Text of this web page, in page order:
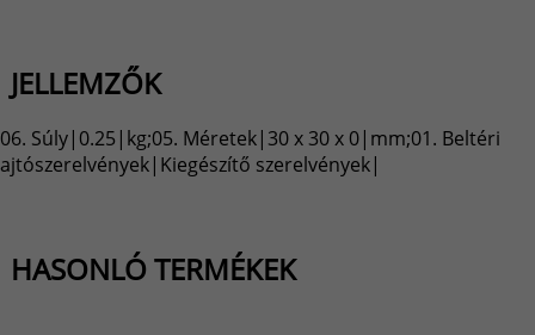
JELLEMZŐK
06. Súly|0.25|kg;05. Méretek|30 x 30 x 0|mm;01. Beltéri
ajtószerelvények|Kiegészítő szerelvények|
HASONLÓ TERMÉKEK